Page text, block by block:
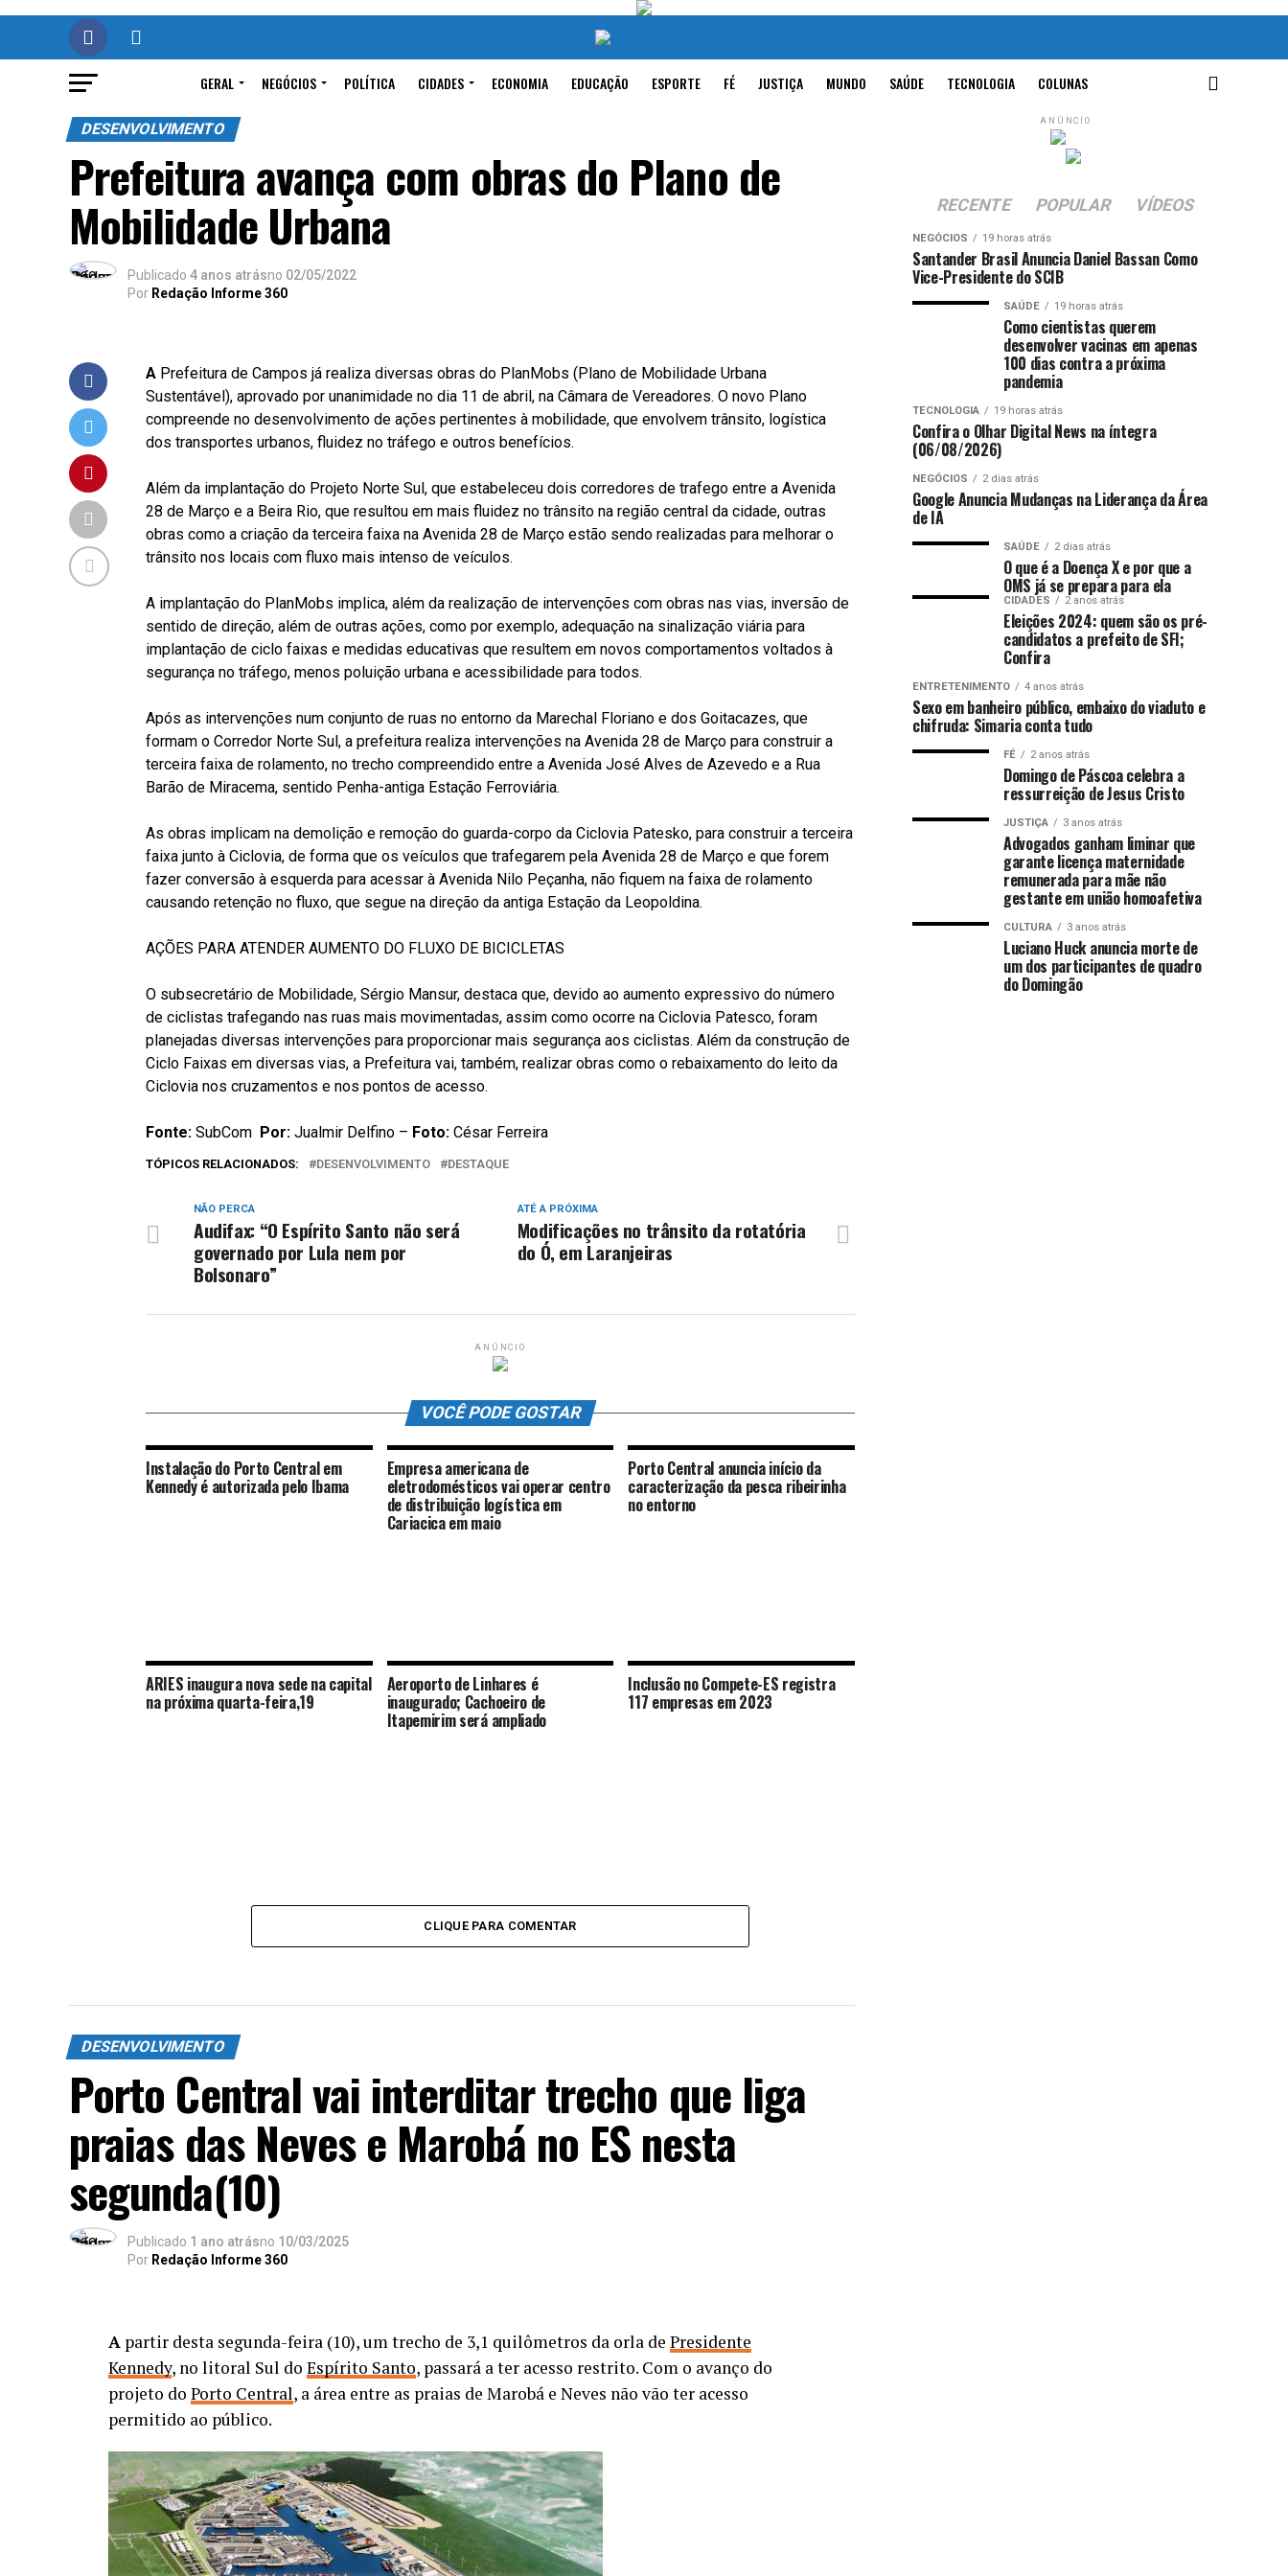
GERAL NEGÓCIOS POLÍTICA CIDADES ECONOMIA EDUCAÇÃO ESPORTE FÉ JUSTIÇA MUNDO SAÚDE TECNOLOGIA COLUNAS
DESENVOLVIMENTO
Prefeitura avança com obras do Plano de
Mobilidade Urbana
Publicado 4 anos atrásno 02/05/2022
Por Redação Informe 360
A Prefeitura de Campos já realiza diversas obras do PlanMobs (Plano de Mobilidade Urbana
Sustentável), aprovado por unanimidade no dia 11 de abril, na Câmara de Vereadores. O novo Plano
compreende no desenvolvimento de ações pertinentes à mobilidade, que envolvem trânsito, logística
dos transportes urbanos, fluidez no tráfego e outros benefícios.
Além da implantação do Projeto Norte Sul, que estabeleceu dois corredores de trafego entre a Avenida
28 de Março e a Beira Rio, que resultou em mais fluidez no trânsito na região central da cidade, outras
obras como a criação da terceira faixa na Avenida 28 de Março estão sendo realizadas para melhorar o
trânsito nos locais com fluxo mais intenso de veículos.
A implantação do PlanMobs implica, além da realização de intervenções com obras nas vias, inversão de
sentido de direção, além de outras ações, como por exemplo, adequação na sinalização viária para
implantação de ciclo faixas e medidas educativas que resultem em novos comportamentos voltados à
segurança no tráfego, menos poluição urbana e acessibilidade para todos.
Após as intervenções num conjunto de ruas no entorno da Marechal Floriano e dos Goitacazes, que
formam o Corredor Norte Sul, a prefeitura realiza intervenções na Avenida 28 de Março para construir a
terceira faixa de rolamento, no trecho compreendido entre a Avenida José Alves de Azevedo e a Rua
Barão de Miracema, sentido Penha-antiga Estação Ferroviária.
As obras implicam na demolição e remoção do guarda-corpo da Ciclovia Patesko, para construir a terceira
faixa junto à Ciclovia, de forma que os veículos que trafegarem pela Avenida 28 de Março e que forem
fazer conversão à esquerda para acessar à Avenida Nilo Peçanha, não fiquem na faixa de rolamento
causando retenção no fluxo, que segue na direção da antiga Estação da Leopoldina.
AÇÕES PARA ATENDER AUMENTO DO FLUXO DE BICICLETAS
O subsecretário de Mobilidade, Sérgio Mansur, destaca que, devido ao aumento expressivo do número
de ciclistas trafegando nas ruas mais movimentadas, assim como ocorre na Ciclovia Patesco, foram
planejadas diversas intervenções para proporcionar mais segurança aos ciclistas. Além da construção de
Ciclo Faixas em diversas vias, a Prefeitura vai, também, realizar obras como o rebaixamento do leito da
Ciclovia nos cruzamentos e nos pontos de acesso.
Fonte: SubCom Por: Jualmir Delfino – Foto: César Ferreira
TÓPICOS RELACIONADOS: DESENVOLVIMENTO DESTAQUE
ATÉ A PRÓXIMA
Modificações no trânsito da rotatória
do Ó, em Laranjeiras
NÃO PERCA
Audifax: “O Espírito Santo não será
governado por Lula nem por
Bolsonaro”
ANÚNCIO
VOCÊ PODE GOSTAR
Instalação do Porto Central em
Kennedy é autorizada pelo Ibama
Empresa americana de
eletrodomésticos vai operar centro
de distribuição logística em
Cariacica em maio
Porto Central anuncia início da
caracterização da pesca ribeirinha
no entorno
ARIES inaugura nova sede na capital
na próxima quarta-feira,19
Aeroporto de Linhares é
inaugurado; Cachoeiro de
Itapemirim será ampliado
Inclusão no Compete-ES registra
117 empresas em 2023
CLIQUE PARA COMENTAR
DESENVOLVIMENTO
Porto Central vai interditar trecho que liga
praias das Neves e Marobá no ES nesta
segunda(10)
Publicado 1 ano atrásno 10/03/2025
Por Redação Informe 360
A partir desta segunda-feira (10), um trecho de 3,1 quilômetros da orla de Presidente
Kennedy, no litoral Sul do Espírito Santo, passará a ter acesso restrito. Com o avanço do
projeto do Porto Central, a área entre as praias de Marobá e Neves não vão ter acesso
permitido ao público.
ANÚNCIO
RECENTE POPULAR VÍDEOS
NEGÓCIOS 19 horas atrás
Santander Brasil Anuncia Daniel Bassan Como
Vice-Presidente do SCIB
SAÚDE 19 horas atrás
Como cientistas querem
desenvolver vacinas em apenas
100 dias contra a próxima
pandemia
TECNOLOGIA 19 horas atrás
Confira o Olhar Digital News na íntegra
(06/08/2026)
NEGÓCIOS 2 dias atrás
Google Anuncia Mudanças na Liderança da Área
de IA
SAÚDE 2 dias atrás
O que é a Doença X e por que a
OMS já se prepara para ela
CIDADES 2 anos atrás
Eleições 2024: quem são os pré-
candidatos a prefeito de SFI;
Confira
ENTRETENIMENTO 4 anos atrás
Sexo em banheiro público, embaixo do viaduto e
chifruda: Simaria conta tudo
FÉ 2 anos atrás
Domingo de Páscoa celebra a
ressurreição de Jesus Cristo
JUSTIÇA 3 anos atrás
Advogados ganham liminar que
garante licença maternidade
remunerada para mãe não
gestante em união homoafetiva
CULTURA 3 anos atrás
Luciano Huck anuncia morte de
um dos participantes de quadro
do Domingão